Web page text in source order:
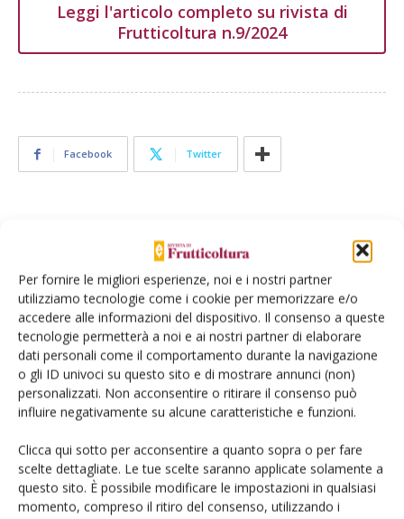
Per fornire le migliori esperienze, noi e i nostri partner
utilizziamo tecnologie come i cookie per memorizzare e/o
accedere alle informazioni del dispositivo. Il consenso a queste
tecnologie permetterà a noi e ai nostri partner di elaborare
dati personali come il comportamento durante la navigazione
o gli ID univoci su questo sito e di mostrare annunci (non)
personalizzati. Non acconsentire o ritirare il consenso può
influire negativamente su alcune caratteristiche e funzioni.
Clicca qui sotto per acconsentire a quanto sopra o per fare
scelte dettagliate. Le tue scelte saranno applicate solamente a
questo sito. È possibile modificare le impostazioni in qualsiasi
momento, compreso il ritiro del consenso, utilizzando i
Leggi l'articolo completo su rivista di
Frutticoltura n.9/2024
Facebook Twitter
E-magazine
Tecniche, prodotti e servizi dalle aziende
Catalogo Aziende e Prodotti
Un modo semplice per cercare un'azienda o un